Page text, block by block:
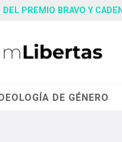
DEL PREMIO BRAVO Y
DE GÉNERO